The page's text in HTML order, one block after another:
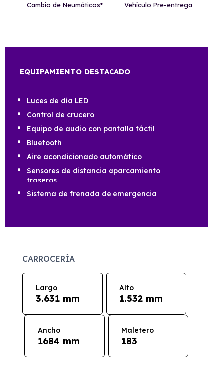
Cambio de Neumáticos* Vehículo Pre-entrega
EQUIPAMIENTO DESTACADO
Luces de día LED
Control de crucero
Equipo de audio con pantalla táctil
Bluetooth
Aire acondicionado automático
Sensores de distancia aparcamiento
traseros
Sistema de frenada de emergencia
CARROCERÍA
Largo
3.631 mm
Alto
1.532 mm
Ancho
1684 mm
Maletero
183